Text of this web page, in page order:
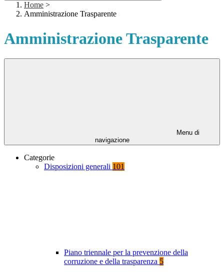
Home >
Amministrazione Trasparente
Amministrazione Trasparente
Menu di
navigazione
Categorie
Disposizioni generali 101
Piano triennale per la prevenzione della
corruzione e della trasparenza 5